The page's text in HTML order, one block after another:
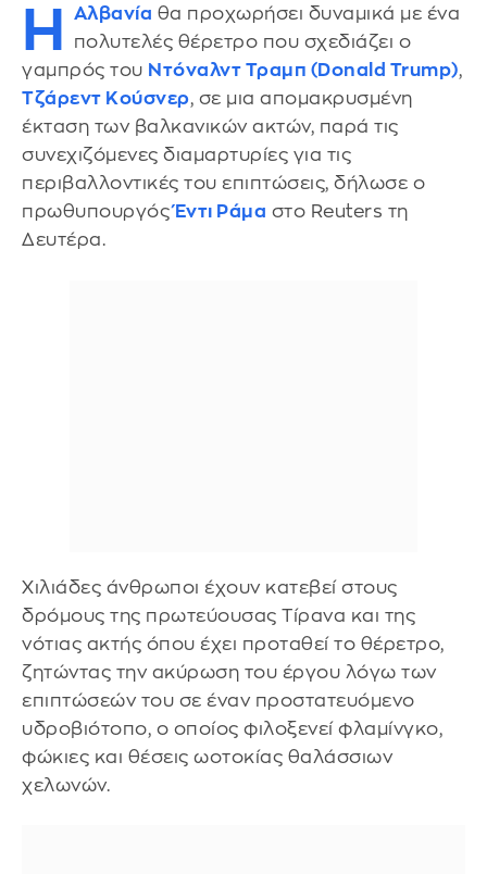
Η Αλβανία θα προχωρήσει δυναμικά με ένα
πολυτελές θέρετρο που σχεδιάζει ο
γαμπρός του Ντόναλντ Τραμπ (Donald Trump),
Τζάρεντ Κούσνερ, σε μια απομακρυσμένη
έκταση των βαλκανικών ακτών, παρά τις
συνεχιζόμενες διαμαρτυρίες για τις
περιβαλλοντικές του επιπτώσεις, δήλωσε ο
πρωθυπουργόςΈντι Ράμα στο Reuters τη
Δευτέρα.
Χιλιάδες άνθρωποι έχουν κατεβεί στους
δρόμους της πρωτεύουσας Τίρανα και της
νότιας ακτής όπου έχει προταθεί το θέρετρο,
ζητώντας την ακύρωση του έργου λόγω των
επιπτώσεών του σε έναν προστατευόμενο
υδροβιότοπο, ο οποίος φιλοξενεί φλαμίνγκο,
φώκιες και θέσεις ωοτοκίας θαλάσσιων
χελωνών.